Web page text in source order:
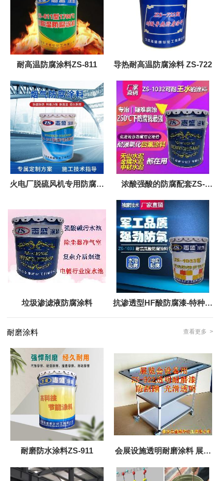
耐高温防腐涂料ZS-811 导热耐高温防腐涂料 ZS-722
火电厂脱硫风机专用防腐涂 浓酸强酸的防腐配套ZS-
1032耐强酸碱涂料
垃圾渗滤液防腐涂料 抗渗透型HF酸防腐漆-特种防
耐磨涂料
查看更多 >
耐磨防水涂料ZS-911 会展设施透明耐磨涂料 展览
用工具设备无色耐磨漆